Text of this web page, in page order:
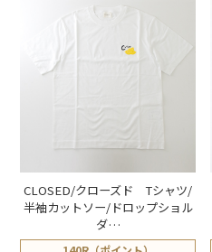
CLOSED/クローズド Tシャツ/
半袖カットソー/ドロップショル
ダ…
¥15,400